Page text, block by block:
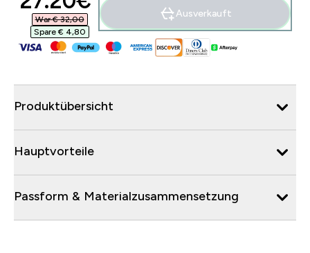
War € 32,00‎
Spare € 4,80‎
Ausverkauft
Produktübersicht
Hauptvorteile
Passform & Materialzusammensetzung